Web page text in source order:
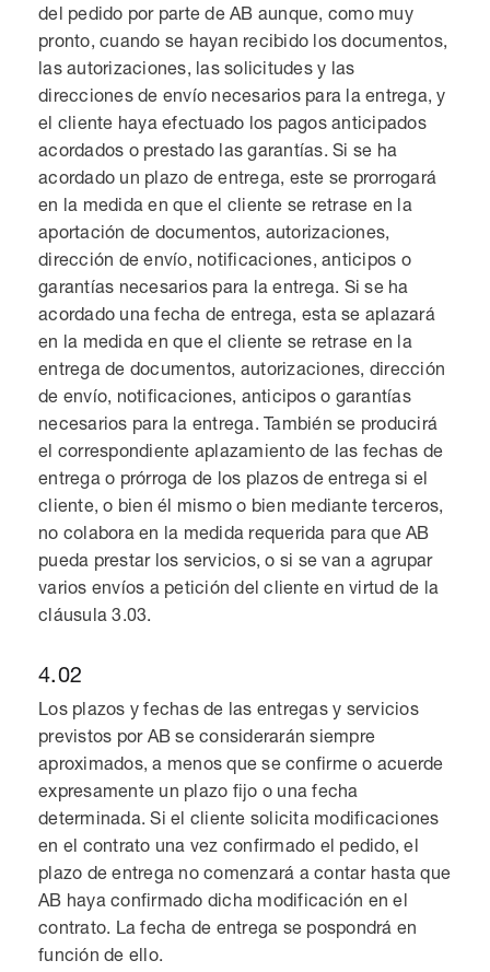
del pedido por parte de AB aunque, como muy
pronto, cuando se hayan recibido los documentos,
las autorizaciones, las solicitudes y las
direcciones de envío necesarios para la entrega, y
el cliente haya efectuado los pagos anticipados
acordados o prestado las garantías. Si se ha
acordado un plazo de entrega, este se prorrogará
en la medida en que el cliente se retrase en la
aportación de documentos, autorizaciones,
dirección de envío, notificaciones, anticipos o
garantías necesarios para la entrega. Si se ha
acordado una fecha de entrega, esta se aplazará
en la medida en que el cliente se retrase en la
entrega de documentos, autorizaciones, dirección
de envío, notificaciones, anticipos o garantías
necesarios para la entrega. También se producirá
el correspondiente aplazamiento de las fechas de
entrega o prórroga de los plazos de entrega si el
cliente, o bien él mismo o bien mediante terceros,
no colabora en la medida requerida para que AB
pueda prestar los servicios, o si se van a agrupar
varios envíos a petición del cliente en virtud de la
cláusula 3.03.
4.02
Los plazos y fechas de las entregas y servicios
previstos por AB se considerarán siempre
aproximados, a menos que se confirme o acuerde
expresamente un plazo fijo o una fecha
determinada. Si el cliente solicita modificaciones
en el contrato una vez confirmado el pedido, el
plazo de entrega no comenzará a contar hasta que
AB haya confirmado dicha modificación en el
contrato. La fecha de entrega se pospondrá en
función de ello.